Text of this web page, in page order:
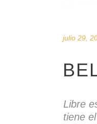
julio 29,
Libre
tiene